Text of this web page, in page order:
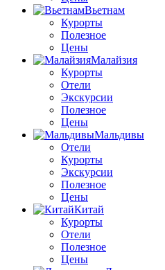
Вьетнам
Курорты
Полезное
Цены
Малайзия
Курорты
Отели
Экскурсии
Полезное
Цены
Мальдивы
Отели
Курорты
Экскурсии
Полезное
Цены
Китай
Курорты
Отели
Полезное
Цены